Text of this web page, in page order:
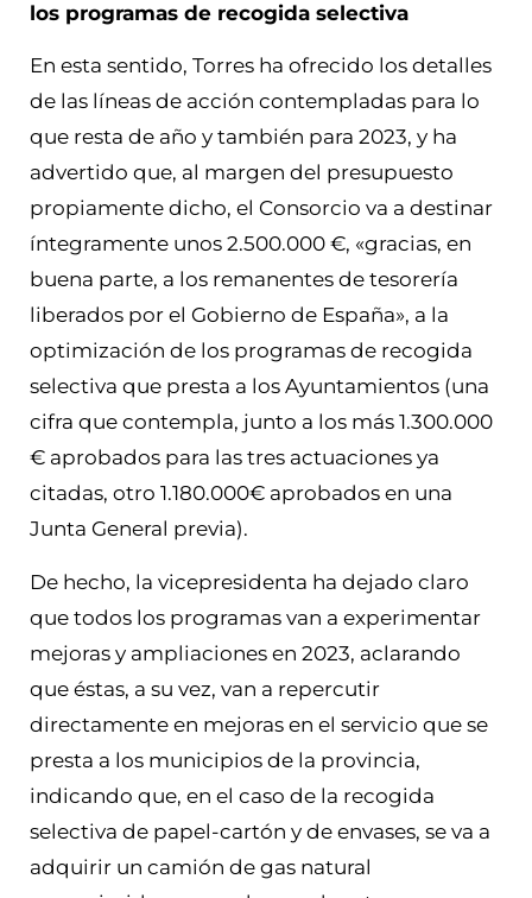
los programas de recogida selectiva
En esta sentido, Torres ha ofrecido los detalles
de las líneas de acción contempladas para lo
que resta de año y también para 2023, y ha
advertido que, al margen del presupuesto
propiamente dicho, el Consorcio va a destinar
íntegramente unos 2.500.000 €, «gracias, en
buena parte, a los remanentes de tesorería
liberados por el Gobierno de España», a la
optimización de los programas de recogida
selectiva que presta a los Ayuntamientos (una
cifra que contempla, junto a los más 1.300.000
€ aprobados para las tres actuaciones ya
citadas, otro 1.180.000€ aprobados en una
Junta General previa).
De hecho, la vicepresidenta ha dejado claro
que todos los programas van a experimentar
mejoras y ampliaciones en 2023, aclarando
que éstas, a su vez, van a repercutir
directamente en mejoras en el servicio que se
presta a los municipios de la provincia,
indicando que, en el caso de la recogida
selectiva de papel-cartón y de envases, se va a
adquirir un camión de gas natural